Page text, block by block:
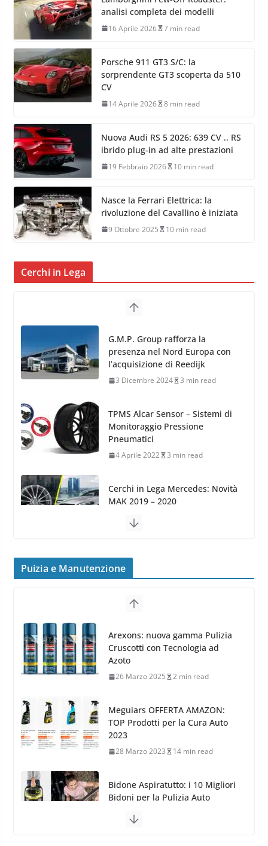
analisi completa dei modelli
16 Aprile 2026 7 min read
Porsche 911 GT3 S/C: la
sorprendente GT3 scoperta da 510
CV
14 Aprile 2026 8 min read
Nuova Audi RS 5 2026: 639 CV .. RS
ibrido plug-in ad alte prestazioni
19 Febbraio 2026 10 min read
Nasce la Ferrari Elettrica: la
rivoluzione del Cavallino è iniziata
9 Ottobre 2025 10 min read
Cerchi in Lega
TPMS Alcar Sensor – Sistemi di
Monitoraggio Pressione
Pneumatici
4 Aprile 2022 3 min read
Cerchi in Lega Mercedes: Novità
MAK 2019 – 2020
16 Settembre 2019
MAK FIVESTAR (2019)
24 Luglio 2019 1 min read
8 Aprile 2026 7 min read
l’acquisizione di Reedijk
3 Dicembre 2024 3 min read
Puizia e Manutenzione
Meguiars OFFERTA AMAZON:
TOP Prodotti per la Cura Auto
2023
28 Marzo 2023 14 min read
Bidone Aspiratutto: i 10 Migliori
Bidoni per la Pulizia Auto
6 Maggio 2022
Gun per la tua Idropulitrice?
5 Maggio 2022 2 min read